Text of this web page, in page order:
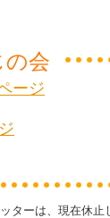
の会
ージ
は、現在休止し